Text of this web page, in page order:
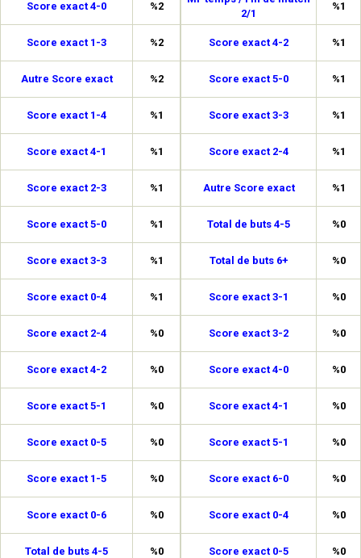
Score exact 4-0 %2
Score exact 1-3 %2
Autre Score exact %2
Score exact 1-4 %1
Score exact 4-1 %1
Score exact 2-3 %1
Score exact 5-0 %1
Score exact 3-3 %1
Score exact 0-4 %1
Score exact 2-4 %0
Score exact 4-2 %0
Score exact 5-1 %0
Score exact 0-5 %0
Score exact 1-5 %0
Score exact 0-6 %0
Total de buts 4-5 %0
2/1
%1
Score exact 4-2 %1
Score exact 5-0 %1
Score exact 3-3 %1
Score exact 2-4 %1
Autre Score exact %1
Total de buts 4-5 %0
Total de buts 6+ %0
Score exact 3-1 %0
Score exact 3-2 %0
Score exact 4-0 %0
Score exact 4-1 %0
Score exact 5-1 %0
Score exact 6-0 %0
Score exact 0-4 %0
Score exact 0-5 %0